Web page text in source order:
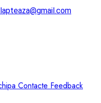
Contacte Feedback